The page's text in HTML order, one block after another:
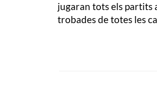
jugaran tots els partits
trobades de totes les